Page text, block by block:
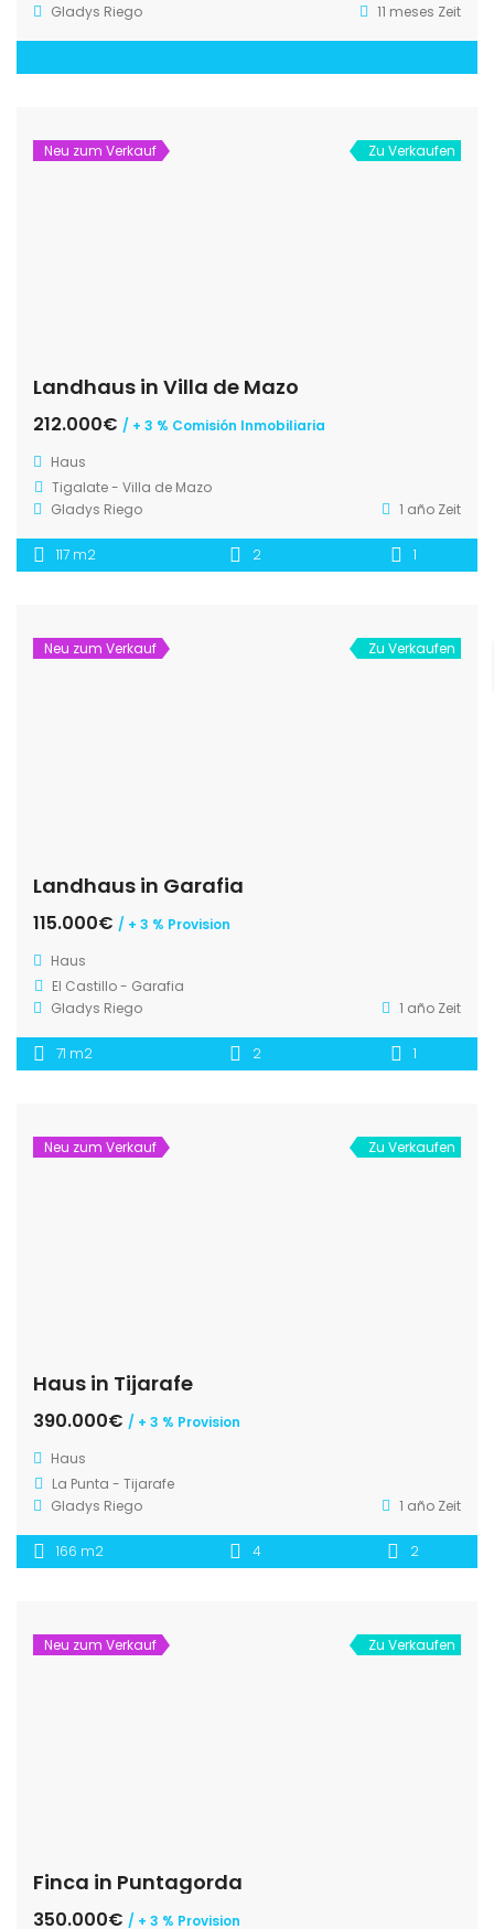
Gladys Riego
11 meses Zeit
Neu zum Verkauf Zu Verkaufen
Landhaus in Villa de Mazo
212.000€ / + 3 % Comisión Inmobiliaria
Haus
Tigalate - Villa de Mazo
Gladys Riego
1 año Zeit
117 m2 2 1
Neu zum Verkauf Zu Verkaufen
Landhaus in Garafia
115.000€ / + 3 % Provision
Haus
El Castillo - Garafia
Gladys Riego
1 año Zeit
71 m2 2 1
Neu zum Verkauf Zu Verkaufen
Haus in Tijarafe
390.000€ / + 3 % Provision
Haus
La Punta - Tijarafe
Gladys Riego
1 año Zeit
166 m2 4 2
Neu zum Verkauf Zu Verkaufen
Finca in Puntagorda
350.000€ / + 3 % Provision